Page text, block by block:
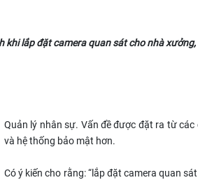
khi lắp đặt camera quan sát cho nhà
Quản lý nhân sự. Vấn đề được đặt ra từ
và hệ thống bảo mật hơn.
Có ý kiến cho rằng: “lắp đặt camera quan